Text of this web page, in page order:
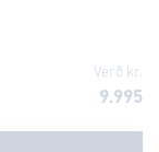
Verð kr.
9.995